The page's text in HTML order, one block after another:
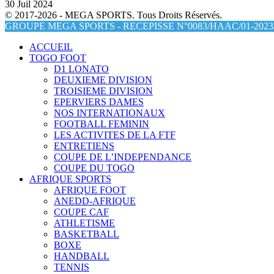
30 Juil 2024
© 2017-2026 - MEGA SPORTS. Tous Droits Réservés.
GROUPE MEGA SPORTS - RECEPISSE N°0083/HAAC/01-
ACCUEIL
TOGO FOOT
D1 LONATO
DEUXIEME DIVISION
TROISIEME DIVISION
EPERVIERS DAMES
NOS INTERNATIONAUX
FOOTBALL FEMININ
LES ACTIVITES DE LA FTF
ENTRETIENS
COUPE DE L’INDEPENDANCE
COUPE DU TOGO
AFRIQUE SPORTS
AFRIQUE FOOT
ANEDD-AFRIQUE
COUPE CAF
ATHLETISME
BASKETBALL
BOXE
HANDBALL
TENNIS